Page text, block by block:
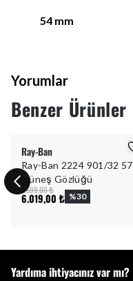
54 mm
Yorumlar
Benzer Ürünler
Ray-Ban
Ray-Ban 2224 901/32 57
Güneş Gözlüğü
8.599,00 ₺
6.019,00 ₺ %30
Yardıma ihtiyacınız var mı?